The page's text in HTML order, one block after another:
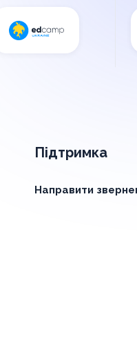
Підтримка
Направити